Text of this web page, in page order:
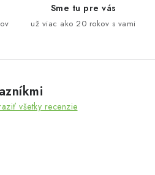
Sme tu pre vás
už viac ako 20 rokov s vami
všetky recenzie